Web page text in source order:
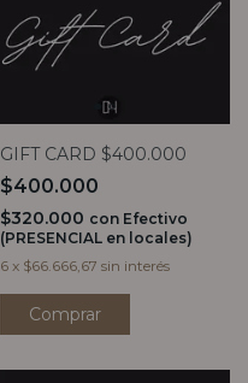
GIFT CARD $400.000
$400.000
$320.000 con Efectivo
(PRESENCIAL en locales)
6 x $66.666,67 sin interés